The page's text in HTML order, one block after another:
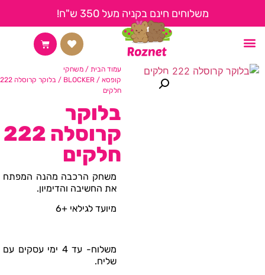
משלוחים חינם בקניה מעל 350 ש"ח!
עמוד הבית /משחקי
קופסא /
BLOCKER
/ בלוקר קרוסלה 222
חלקים
בלוקר
קרוסלה 222
חלקים
משחק הרכבה מהנה המפתח
את החשיבה והדימיון.
מיועד לגילאי +6
משלוח- עד 4 ימי עסקים עם
שליח.